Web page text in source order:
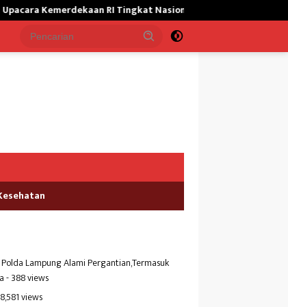
RI Tingkat Nasional Satgas Yonif 645/GTY
Lampung Alami Pergantian,Termasuk
- 388 views
views